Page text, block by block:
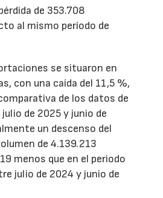
de 353.708
al mismo período de
se situaron en
con una caída del 11,5 %,
de los datos de
de 2025 y junio de
un descenso del
de 4.139.213
menos que en el periodo
julio de 2024 y junio de